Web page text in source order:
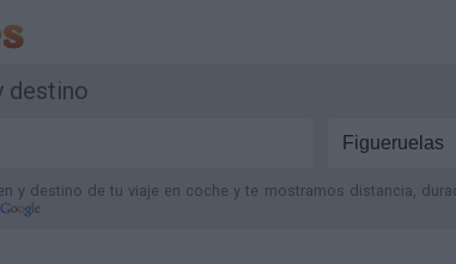
destino
y destino de tu viaje en coche y te mostramos distancia,